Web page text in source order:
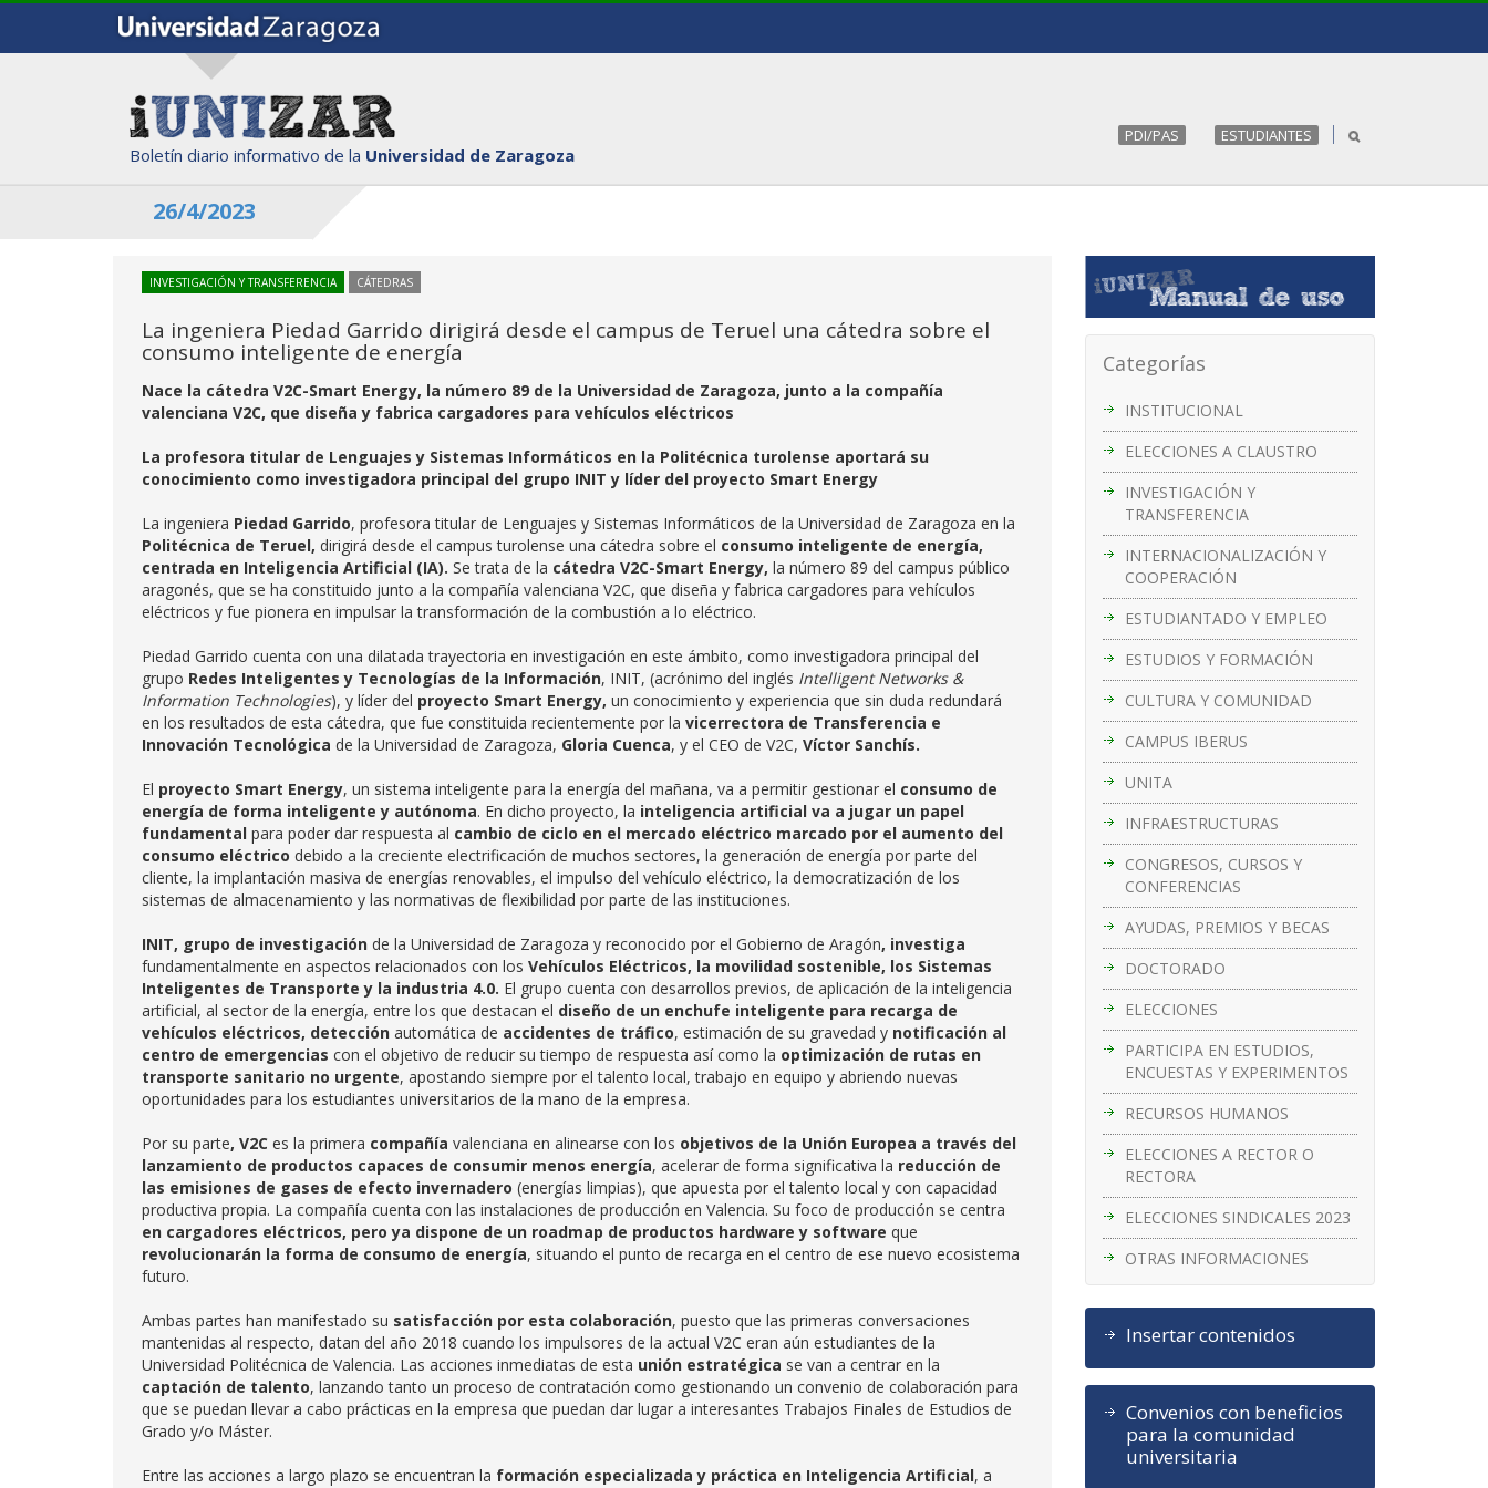
Boletín diario informativo de la Universidad de Zaragoza
PDI/PAS ESTUDIANTES
26/4/2023
Categorías
INSTITUCIONAL
ELECCIONES A CLAUSTRO
INVESTIGACIÓN Y
TRANSFERENCIA
INTERNACIONALIZACIÓN Y
COOPERACIÓN
ESTUDIANTADO Y EMPLEO
ESTUDIOS Y FORMACIÓN
CULTURA Y COMUNIDAD
CAMPUS IBERUS
UNITA
INFRAESTRUCTURAS
CONGRESOS, CURSOS Y
CONFERENCIAS
AYUDAS, PREMIOS Y BECAS
DOCTORADO
ELECCIONES
PARTICIPA EN ESTUDIOS,
ENCUESTAS Y EXPERIMENTOS
RECURSOS HUMANOS
ELECCIONES A RECTOR O
RECTORA
ELECCIONES SINDICALES 2023
OTRAS INFORMACIONES
Insertar contenidos
Convenios con beneficios
para la comunidad
universitaria
INVESTIGACIÓN Y TRANSFERENCIA CÁTEDRAS
La ingeniera Piedad Garrido dirigirá desde el campus de Teruel una cátedra sobre el
consumo inteligente de energía
Nace la cátedra V2C-Smart Energy, la número 89 de la Universidad de Zaragoza, junto a la compañía
valenciana V2C, que diseña y fabrica cargadores para vehículos eléctricos
La profesora titular de Lenguajes y Sistemas Informáticos en la Politécnica turolense aportará su
conocimiento como investigadora principal del grupo INIT y líder del proyecto Smart Energy
La ingeniera Piedad Garrido, profesora titular de Lenguajes y Sistemas Informáticos de la Universidad de Zaragoza en la
Politécnica de Teruel, dirigirá desde el campus turolense una cátedra sobre el consumo inteligente de energía,
centrada en Inteligencia Artificial (IA). Se trata de la cátedra V2C-Smart Energy, la número 89 del campus público
aragonés, que se ha constituido junto a la compañía valenciana V2C, que diseña y fabrica cargadores para vehículos
eléctricos y fue pionera en impulsar la transformación de la combustión a lo eléctrico.
Piedad Garrido cuenta con una dilatada trayectoria en investigación en este ámbito, como investigadora principal del
grupo Redes Inteligentes y Tecnologías de la Información, INIT, (acrónimo del inglés Intelligent Networks &
Information Technologies), y líder del proyecto Smart Energy, un conocimiento y experiencia que sin duda redundará
en los resultados de esta cátedra, que fue constituida recientemente por la vicerrectora de Transferencia e
Innovación Tecnológica de la Universidad de Zaragoza, Gloria Cuenca, y el CEO de V2C, Víctor Sanchís.
El proyecto Smart Energy, un sistema inteligente para la energía del mañana, va a permitir gestionar el consumo de
energía de forma inteligente y autónoma. En dicho proyecto, la inteligencia artificial va a jugar un papel
fundamental para poder dar respuesta al cambio de ciclo en el mercado eléctrico marcado por el aumento del
consumo eléctrico debido a la creciente electrificación de muchos sectores, la generación de energía por parte del
cliente, la implantación masiva de energías renovables, el impulso del vehículo eléctrico, la democratización de los
sistemas de almacenamiento y las normativas de flexibilidad por parte de las instituciones.
INIT, grupo de investigación de la Universidad de Zaragoza y reconocido por el Gobierno de Aragón, investiga
fundamentalmente en aspectos relacionados con los Vehículos Eléctricos, la movilidad sostenible, los Sistemas
Inteligentes de Transporte y la industria 4.0. El grupo cuenta con desarrollos previos, de aplicación de la inteligencia
artificial, al sector de la energía, entre los que destacan el diseño de un enchufe inteligente para recarga de
vehículos eléctricos, detección automática de accidentes de tráfico, estimación de su gravedad y notificación al
centro de emergencias con el objetivo de reducir su tiempo de respuesta así como la optimización de rutas en
transporte sanitario no urgente, apostando siempre por el talento local, trabajo en equipo y abriendo nuevas
oportunidades para los estudiantes universitarios de la mano de la empresa.
Por su parte, V2C es la primera compañía valenciana en alinearse con los objetivos de la Unión Europea a través del
lanzamiento de productos capaces de consumir menos energía, acelerar de forma significativa la reducción de
las emisiones de gases de efecto invernadero (energías limpias), que apuesta por el talento local y con capacidad
productiva propia. La compañía cuenta con las instalaciones de producción en Valencia. Su foco de producción se centra
en cargadores eléctricos, pero ya dispone de un roadmap de productos hardware y software que
revolucionarán la forma de consumo de energía, situando el punto de recarga en el centro de ese nuevo ecosistema
futuro.
Ambas partes han manifestado su satisfacción por esta colaboración, puesto que las primeras conversaciones
mantenidas al respecto, datan del año 2018 cuando los impulsores de la actual V2C eran aún estudiantes de la
Universidad Politécnica de Valencia. Las acciones inmediatas de esta unión estratégica se van a centrar en la
captación de talento, lanzando tanto un proceso de contratación como gestionando un convenio de colaboración para
que se puedan llevar a cabo prácticas en la empresa que puedan dar lugar a interesantes Trabajos Finales de Estudios de
Grado y/o Máster.
Entre las acciones a largo plazo se encuentran la formación especializada y práctica en Inteligencia Artificial, a